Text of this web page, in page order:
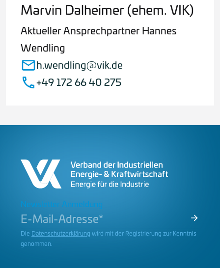
Marvin Dalheimer (ehem. VIK)
Aktueller Ansprechpartner Hannes
Wendling
h.wendling@vik.de
+49 172 66 40 275
Newsletter Anmeldung
Die Datenschutzerklärung wird mit der Registrierung zur Kenntnis
genommen.